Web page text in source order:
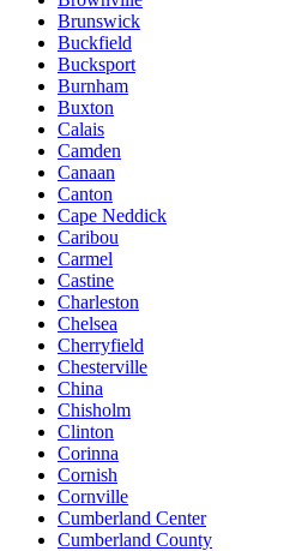
Brunswick
Buckfield
Bucksport
Burnham
Buxton
Calais
Camden
Canaan
Canton
Cape Neddick
Caribou
Carmel
Castine
Charleston
Chelsea
Cherryfield
Chesterville
China
Chisholm
Clinton
Corinna
Cornish
Cornville
Cumberland Center
Cumberland County